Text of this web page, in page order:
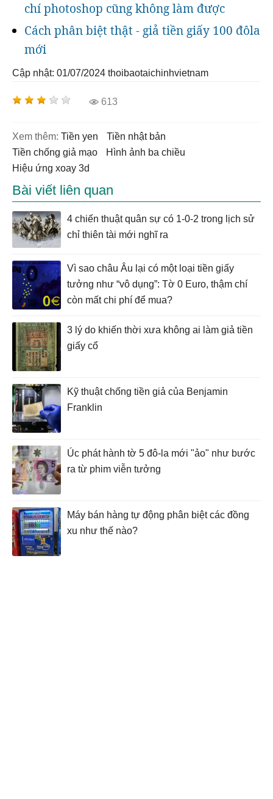
chí photoshop cũng không làm được
Cách phân biệt thật - giả tiền giấy 100 đôla
mới
Cập nhật: 01/07/2024 thoibaotaichinhvietnam
613
Xem thêm: tiền yen
tiền nhật bản
tiền chống giả mạo
hình ảnh ba chiều
hiệu ứng xoay 3d
Bài viết liên quan
4 chiến thuật quân sự có 1-0-2 trong lịch sử
chỉ thiên tài mới nghĩ ra
Vì sao châu Âu lại có một loại tiền giấy
tưởng như “vô dụng”: Tờ 0 Euro, thậm chí
còn mất chi phí để mua?
3 lý do khiến thời xưa không ai làm giả tiền
giấy cổ
Kỹ thuật chống tiền giả của Benjamin
Franklin
Úc phát hành tờ 5 đô-la mới "ảo" như bước
ra từ phim viễn tưởng
Máy bán hàng tự động phân biệt các đồng
xu như thế nào?